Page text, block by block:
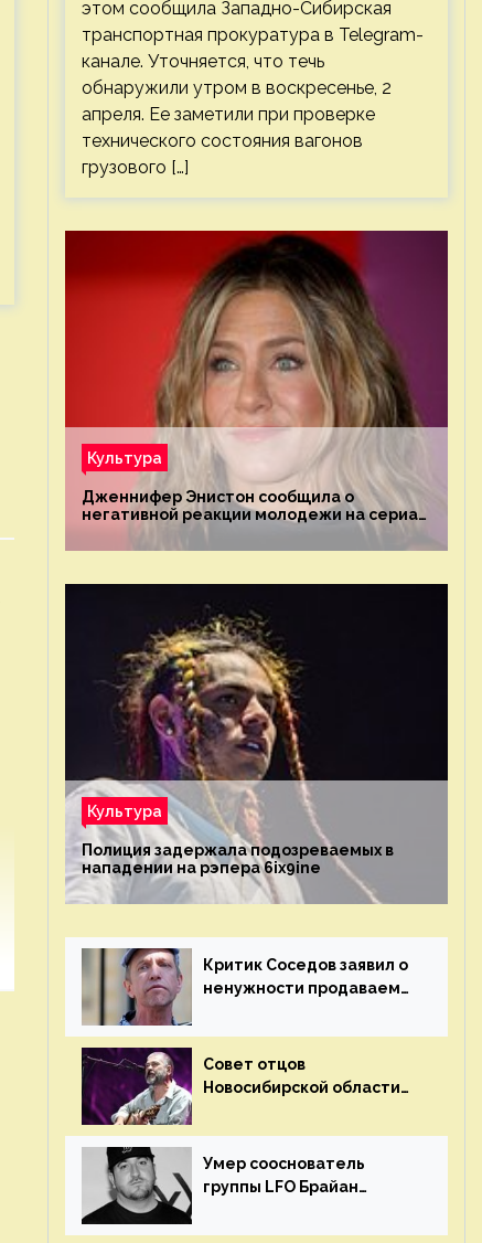
этом сообщила Западно-Сибирская
транспортная прокуратура в Telegram-
канале. Уточняется, что течь
обнаружили утром в воскресенье, 2
апреля. Ее заметили при проверке
технического состояния вагонов
грузового […]
Культура
Дженнифер Энистон сообщила о
негативной реакции молодежи на сериал
Культура
Полиция задержала подозреваемых в
нападении на рэпера 6ix9ine
Критик Соседов заявил о
ненужности продаваемых
песен
Совет отцов
Новосибирской области
концерт группы «Сплин»
Умер сооснователь
группы LFO Брайан